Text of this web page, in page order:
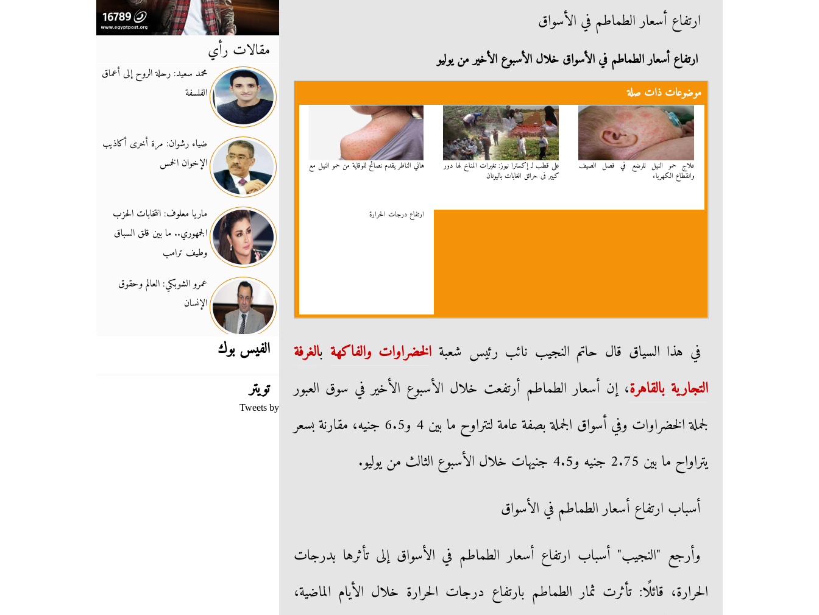
ارتفاع أسعار الطماطم في الأسواق
ارتفاع أسعار الطماطم في الأسواق خلال الأسبوع الأخير من يوليو
موضوعات ذات صلة
علاج حمو النيل للرضع في فصل الصيف
وانقطاع الكهرباء
على قطب لـ إكسترا نيوز: تغيرات المناخ لها دور
كبير فى حرائق الغابات باليونان
هاني الناظر يقدم نصائح للوقاية من حمو النيل مع
ارتفاع درجات الحرارة
في هذا السياق قال حاتم النجيب نائب رئيس شعبة الخضراوات والفاكهة بالغرفة
التجارية بالقاهرة، إن أسعار الطماطم أرتفعت خلال الأسبوع الأخير في سوق العبور
لجملة الخضراوات وفي أسواق الجملة بصفة عامة لتتراوح ما بين 4 و6.5 جنيه، مقارنة بسعر
يتراواح ما بين 2.75 جنيه و4.5 جنيهات خلال الأسبوع الثالث من يوليو.
أسباب ارتفاع أسعار الطماطم في الأسواق
وأرجع "النجيب" أسباب ارتفاع أسعار الطماطم في الأسواق إلى تأثرها بدرجات
الحرارة، قائلًا: تأثرت ثمار الطماطم بارتفاع درجات الحرارة خلال الأيام الماضية،
مقالات رأي
محمد سعيد: رحلة الروح إلى أعماق
الفلسفة
ضياء رشوان: مرة أخرى أكاذيب
الإخوان الخمس
ماريا معلوف: انتخابات الحزب
الجمهوري.. ما بين قلق السباق
وطيف ترامب
عمرو الشوبكي: العالم وحقوق
الإنسان
الفيس بوك
تويتر
Tweets by